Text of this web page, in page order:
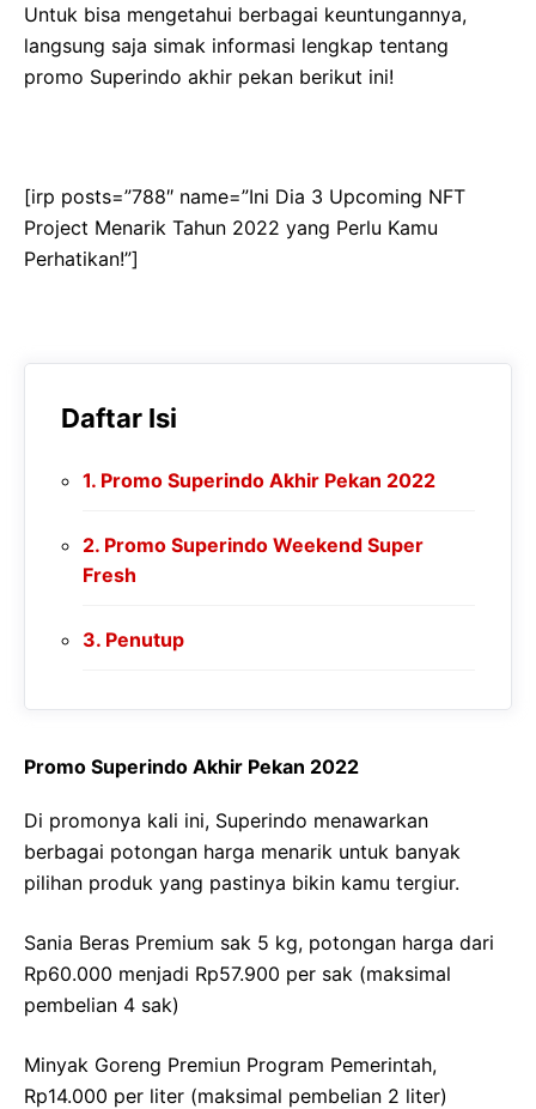
Untuk bisa mengetahui berbagai keuntungannya,
langsung saja simak informasi lengkap tentang
promo Superindo akhir pekan berikut ini!
[irp posts=”788″ name=”Ini Dia 3 Upcoming NFT
Project Menarik Tahun 2022 yang Perlu Kamu
Perhatikan!”]
Daftar Isi
Promo Superindo Akhir Pekan 2022
Promo Superindo Weekend Super
Fresh
Penutup
Promo Superindo Akhir Pekan 2022
Di promonya kali ini, Superindo menawarkan
berbagai potongan harga menarik untuk banyak
pilihan produk yang pastinya bikin kamu tergiur.
Sania Beras Premium sak 5 kg, potongan harga dari
Rp60.000 menjadi Rp57.900 per sak (maksimal
pembelian 4 sak)
Minyak Goreng Premiun Program Pemerintah,
Rp14.000 per liter (maksimal pembelian 2 liter)